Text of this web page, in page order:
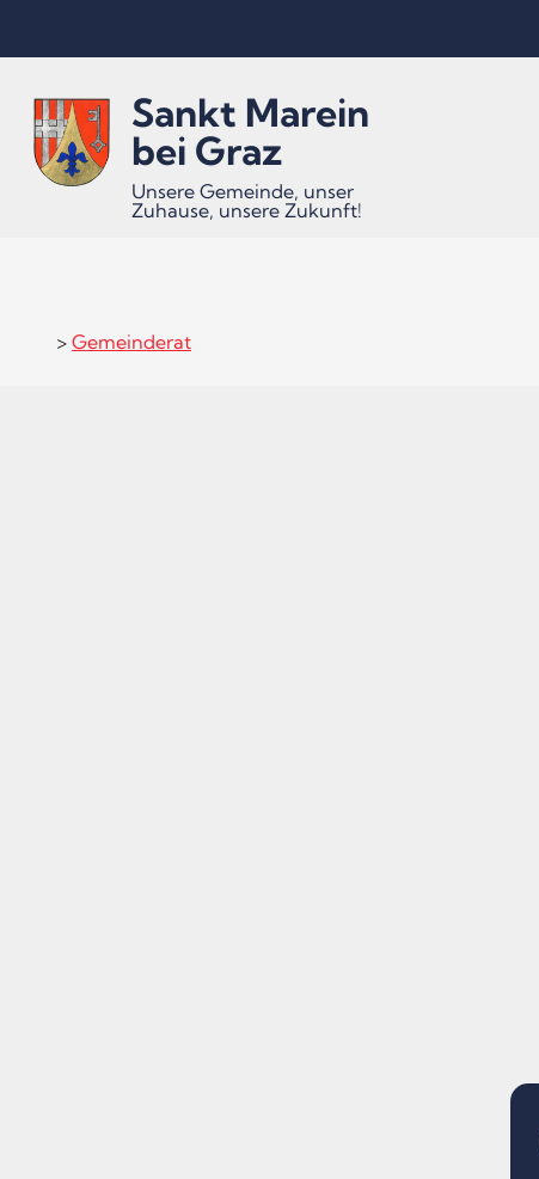
Inhalt
Accesskey
Hauptmenü
Accesskey
Quicklinks
Accesskey
Sankt Marein
bei Graz
Unsere Gemeinde, unser
Zuhause, unsere Zukunft!
> Gemeinderat